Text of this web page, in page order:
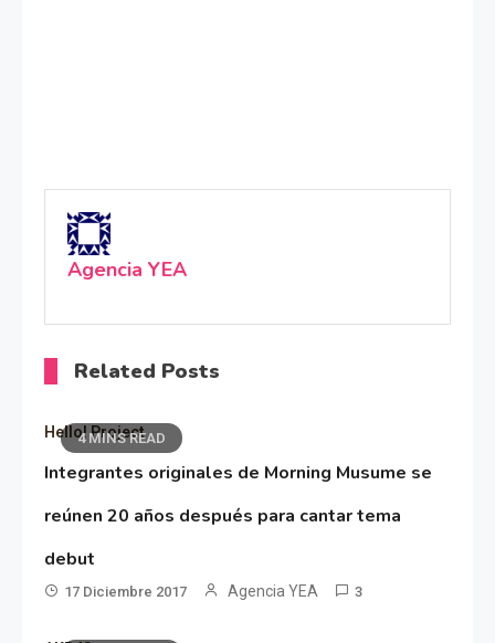
Agencia YEA
Related Posts
4 MINS READ
Hello! Project
Integrantes originales de Morning Musume se
reúnen 20 años después para cantar tema
debut
17 Diciembre 2017 Agencia YEA 3